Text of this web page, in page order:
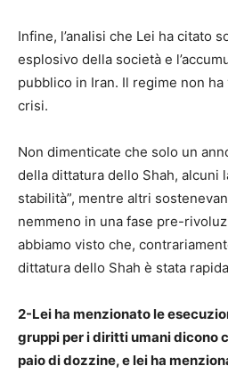
Infine, l’analisi che Lei ha citato
esplosivo della società e
pubblico in Iran. Il regime non ha
crisi.
Non dimenticate che solo un
della dittatura dello Shah, alcuni
stabilità”, mentre altri
nemmeno in una fase pre-
abbiamo visto che,
dittatura dello Shah è stata
2-Lei ha menzionato le
gruppi per i diritti umani dicono
paio di dozzine, e lei ha